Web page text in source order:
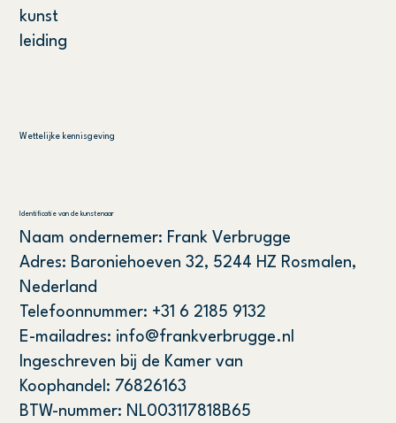
kunst
leiding
Wettelijke kennisgeving
Identificatie van de kunstenaar
Naam ondernemer: Frank Verbrugge
Adres: Baroniehoeven 32, 5244 HZ Rosmalen,
Nederland
Telefoonnummer: +31 6 2185 9132
E-mailadres: info@frankverbrugge.nl
Ingeschreven bij de Kamer van
Koophandel: 76826163
BTW-nummer: NL003117818B65